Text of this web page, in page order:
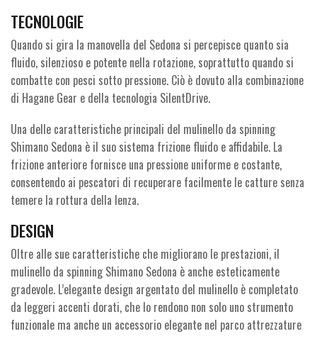
TECNOLOGIE
Quando si gira la manovella del Sedona si percepisce quanto sia
fluido, silenzioso e potente nella rotazione, soprattutto quando si
combatte con pesci sotto pressione. Ciò è dovuto alla combinazione
di Hagane Gear e della tecnologia SilentDrive.
Una delle caratteristiche principali del mulinello da spinning
Shimano Sedona è il suo sistema frizione fluido e affidabile. La
frizione anteriore fornisce una pressione uniforme e costante,
consentendo ai pescatori di recuperare facilmente le catture senza
temere la rottura della lenza.
DESIGN
Oltre alle sue caratteristiche che migliorano le prestazioni, il
mulinello da spinning Shimano Sedona è anche esteticamente
gradevole. L’elegante design argentato del mulinello è completato
da leggeri accenti dorati, che lo rendono non solo uno strumento
funzionale ma anche un accessorio elegante nel parco attrezzature